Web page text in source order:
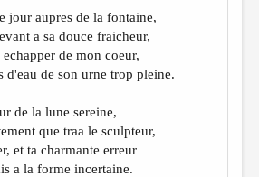
jour aupres de la fontaine,
a sa douce fraicheur,
echapper de mon coeur,
d'eau de son urne trop pleine.
de la lune sereine,
que traa le sculpteur,
et ta charmante erreur
a la forme incertaine.